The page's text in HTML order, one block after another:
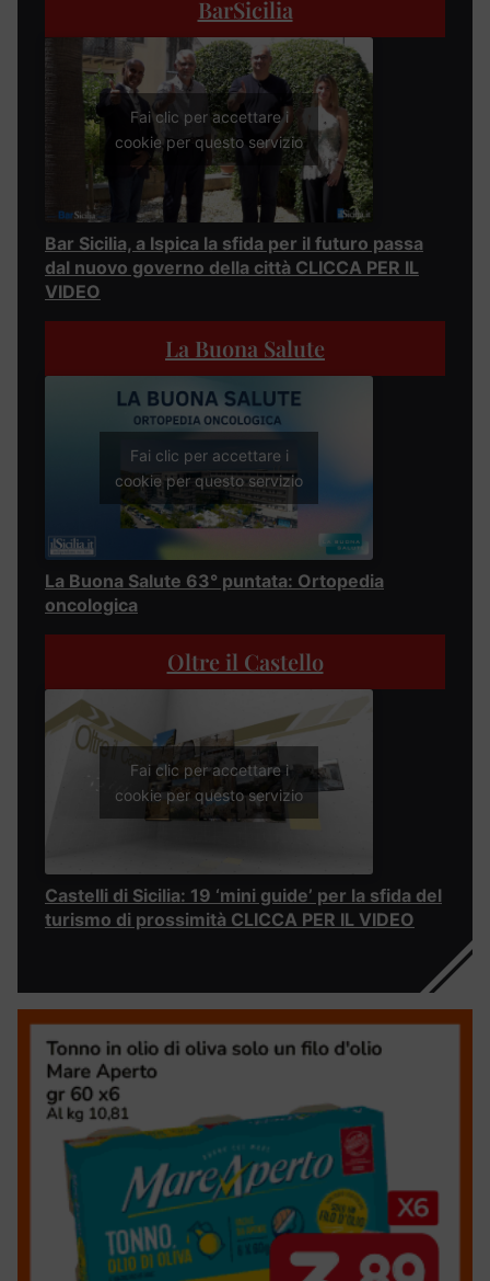
BarSicilia
Fai clic per accettare i
cookie per questo servizio
Bar Sicilia, a Ispica la sfida per il futuro passa
dal nuovo governo della città CLICCA PER IL
VIDEO
La Buona Salute
Fai clic per accettare i
cookie per questo servizio
La Buona Salute 63° puntata: Ortopedia
oncologica
Oltre il Castello
Fai clic per accettare i
cookie per questo servizio
Castelli di Sicilia: 19 ‘mini guide’ per la sfida del
turismo di prossimità CLICCA PER IL VIDEO